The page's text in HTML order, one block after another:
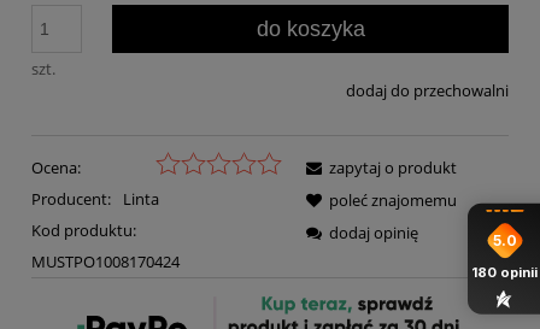
szt.
do koszyka
dodaj do przechowalni
Ocena:
Producent:
Linta
Kod produktu:
MUSTPO1008170424
zapytaj o produkt
poleć znajomemu
dodaj opinię
5.0
180 opinii